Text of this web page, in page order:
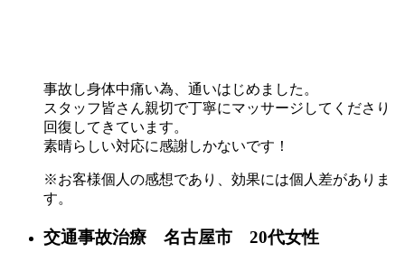
事故し身体中痛い為、通いはじめました。
スタッフ皆さん親切で丁寧にマッサージしてくださり
回復してきています。
素晴らしい対応に感謝しかないです！
※お客様個人の感想であり、効果には個人差がありま
す。
交通事故治療 名古屋市 20代女性